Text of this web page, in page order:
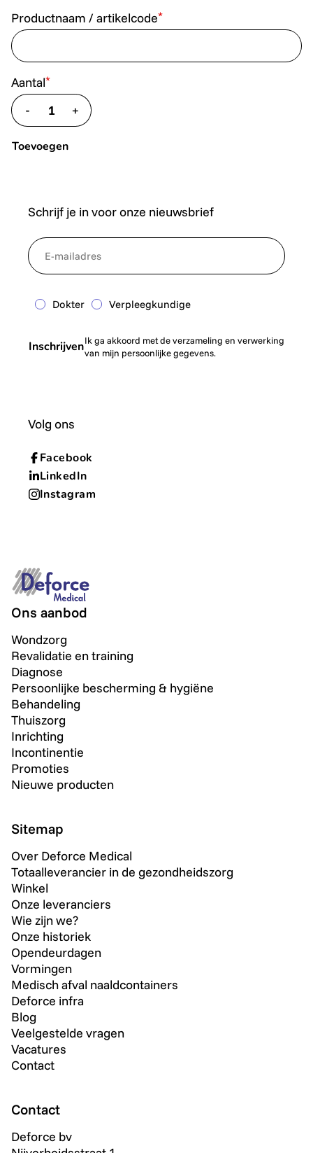
Productnaam / artikelcode*
Aantal*
-translate.decrease
+translate.increase
Toevoegen
Schrijf je in voor onze nieuwsbrief
NewsletterEmail
Dokter Verpleegkundige
InschrijvenIk ga akkoord met de verzameling en verwerking
van mijn persoonlijke gegevens.
Volg ons
Facebook
LinkedIn
Instagram
Ons aanbod
Wondzorg
Revalidatie en training
Diagnose
Persoonlijke bescherming & hygiëne
Behandeling
Thuiszorg
Inrichting
Incontinentie
Promoties
Nieuwe producten
Sitemap
Over Deforce Medical
Totaalleverancier in de gezondheidszorg
Winkel
Onze leveranciers
Wie zijn we?
Onze historiek
Opendeurdagen
Vormingen
Medisch afval naaldcontainers
Deforce infra
Blog
Veelgestelde vragen
Vacatures
Contact
Contact
Deforce bv